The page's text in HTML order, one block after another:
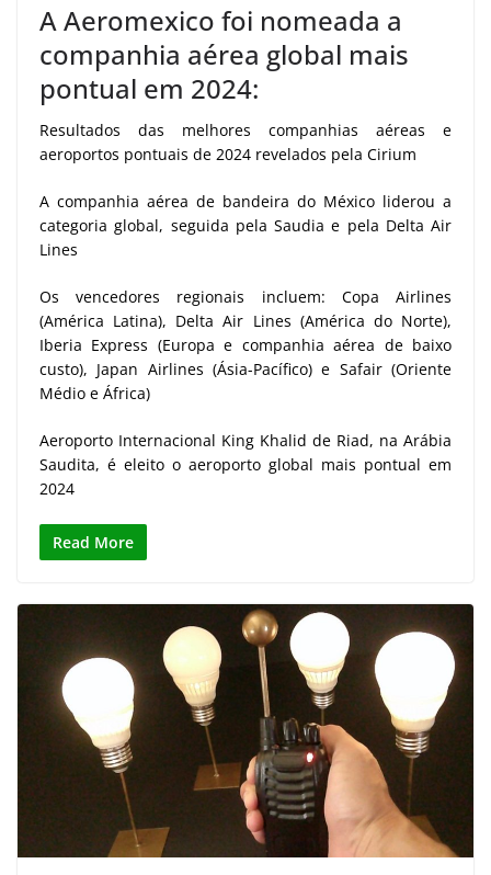
A Aeromexico foi nomeada a
companhia aérea global mais
pontual em 2024:
Resultados das melhores companhias aéreas e
aeroportos pontuais de 2024 revelados pela Cirium
A companhia aérea de bandeira do México liderou a
categoria global, seguida pela Saudia e pela Delta Air
Lines
Os vencedores regionais incluem: Copa Airlines
(América Latina), Delta Air Lines (América do Norte),
Iberia Express (Europa e companhia aérea de baixo
custo), Japan Airlines (Ásia-Pacífico) e Safair (Oriente
Médio e África)
Aeroporto Internacional King Khalid de Riad, na Arábia
Saudita, é eleito o aeroporto global mais pontual em
2024
Read More